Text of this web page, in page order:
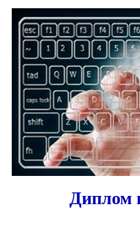
Диплом